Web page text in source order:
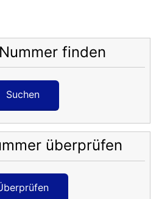
finden
Suchen
überprüfen